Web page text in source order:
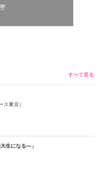
すべて見る
東京）
生になる―」